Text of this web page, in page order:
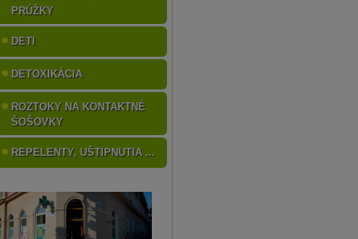
PRÚŽKY
DETI
DETOXIKÁCIA
ROZTOKY NA KONTAKTNÉ
ŠOŠOVKY
REPELENTY, UŠTIPNUTIA ...